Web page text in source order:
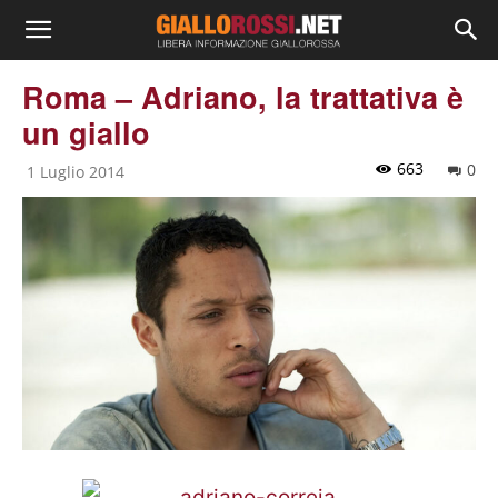
Roma – Adriano, la trattativa è
un giallo
1 Luglio 2014 0
663